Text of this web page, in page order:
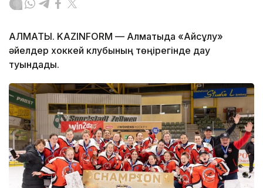
АЛМАТЫ. KAZINFORM — Алматыда «Айсұлу»
әйелдер хоккей клубының төңірегінде дау
туындады.